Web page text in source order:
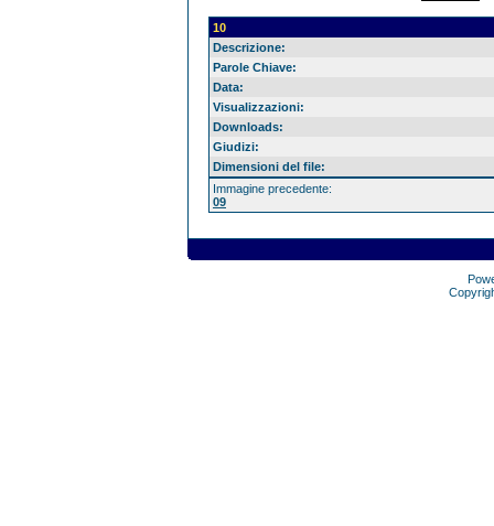
10
Descrizione:
Parole Chiave:
Data:
Visualizzazioni:
Downloads:
Giudizi:
Dimensioni del file:
Immagine precedente:
09